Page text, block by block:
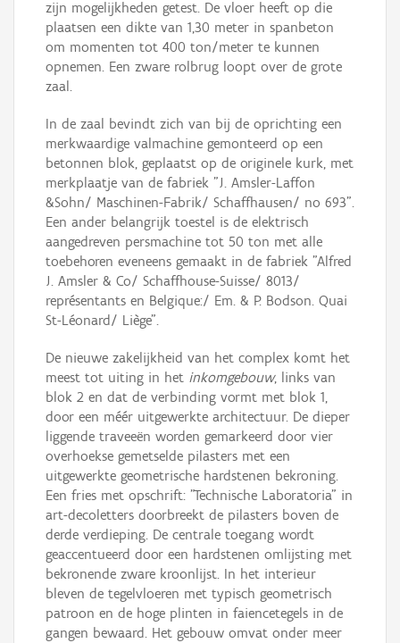
zijn mogelijkheden getest. De vloer heeft op die
plaatsen een dikte van 1,30 meter in spanbeton
om momenten tot 400 ton/meter te kunnen
opnemen. Een zware rolbrug loopt over de grote
zaal.
In de zaal bevindt zich van bij de oprichting een
merkwaardige valmachine gemonteerd op een
betonnen blok, geplaatst op de originele kurk, met
merkplaatje van de fabriek "J. Amsler-Laffon
&Sohn/ Maschinen-Fabrik/ Schaffhausen/ no 693".
Een ander belangrijk toestel is de elektrisch
aangedreven persmachine tot 50 ton met alle
toebehoren eveneens gemaakt in de fabriek "Alfred
J. Amsler & Co/ Schaffhouse-Suisse/ 8013/
représentants en Belgique:/ Em. & P. Bodson. Quai
St-Léonard/ Liège".
De nieuwe zakelijkheid van het complex komt het
meest tot uiting in het inkomgebouw, links van
blok 2 en dat de verbinding vormt met blok 1,
door een méér uitgewerkte architectuur. De dieper
liggende traveeën worden gemarkeerd door vier
overhoekse gemetselde pilasters met een
uitgewerkte geometrische hardstenen bekroning.
Een fries met opschrift: "Technische Laboratoria" in
art-decoletters doorbreekt de pilasters boven de
derde verdieping. De centrale toegang wordt
geaccentueerd door een hardstenen omlijsting met
bekronende zware kroonlijst. In het interieur
bleven de tegelvloeren met typisch geometrisch
patroon en de hoge plinten in faiencetegels in de
gangen bewaard. Het gebouw omvat onder meer